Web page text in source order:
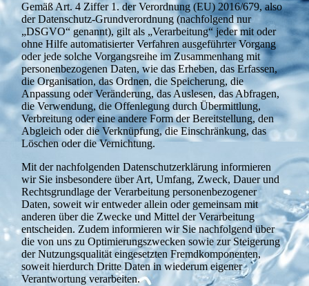
Gemäß Art. 4 Ziffer 1. der Verordnung (EU) 2016/679, also
der Datenschutz-Grundverordnung (nachfolgend nur
„DSGVO“ genannt), gilt als „Verarbeitung“ jeder mit oder
ohne Hilfe automatisierter Verfahren ausgeführter Vorgang
oder jede solche Vorgangsreihe im Zusammenhang mit
personenbezogenen Daten, wie das Erheben, das Erfassen,
die Organisation, das Ordnen, die Speicherung, die
Anpassung oder Veränderung, das Auslesen, das Abfragen,
die Verwendung, die Offenlegung durch Übermittlung,
Verbreitung oder eine andere Form der Bereitstellung, den
Abgleich oder die Verknüpfung, die Einschränkung, das
Löschen oder die Vernichtung.
Mit der nachfolgenden Datenschutzerklärung informieren
wir Sie insbesondere über Art, Umfang, Zweck, Dauer und
Rechtsgrundlage der Verarbeitung personenbezogener
Daten, soweit wir entweder allein oder gemeinsam mit
anderen über die Zwecke und Mittel der Verarbeitung
entscheiden. Zudem informieren wir Sie nachfolgend über
die von uns zu Optimierungszwecken sowie zur Steigerung
der Nutzungsqualität eingesetzten Fremdkomponenten,
soweit hierdurch Dritte Daten in wiederum eigener
Verantwortung verarbeiten.